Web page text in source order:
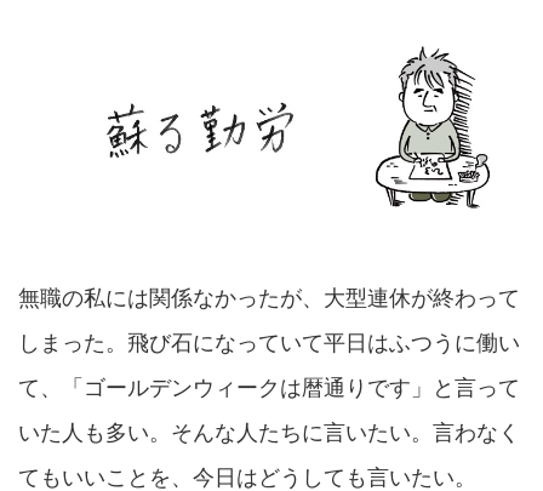
無職の私には関係なかったが、大型連休が終わって
しまった。飛び石になっていて平日はふつうに働い
て、「ゴールデンウィークは暦通りです」と言って
いた人も多い。そんな人たちに言いたい。言わなく
てもいいことを、今日はどうしても言いたい。